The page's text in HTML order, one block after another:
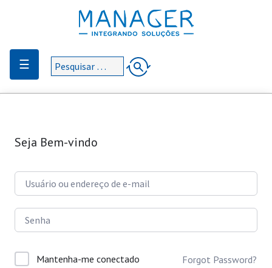
☰
Seja Bem-vindo
Mantenha-me conectado Forgot Password?